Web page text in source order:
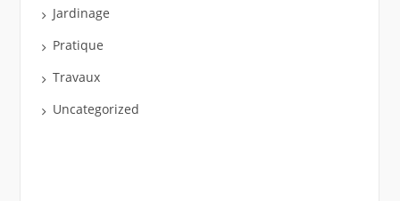
Jardinage
Pratique
Travaux
Uncategorized